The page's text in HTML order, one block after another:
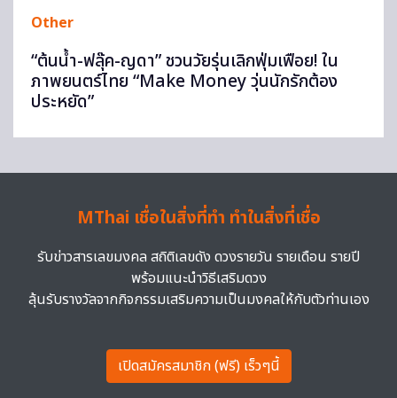
Other
“ต้นน้ำ-ฟลุ๊ค-ญดา” ชวนวัยรุ่นเลิกฟุ่มเฟือย! ใน
ภาพยนตร์ไทย “Make Money วุ่นนักรักต้อง
ประหยัด”
MThai เชื่อในสิ่งที่ทำ ทำในสิ่งที่เชื่อ
รับข่าวสารเลขมงคล สถิติเลขดัง ดวงรายวัน รายเดือน รายปี
พร้อมแนะนำวิธีเสริมดวง
ลุ้นรับรางวัลจากกิจกรรมเสริมความเป็นมงคลให้กับตัวท่านเอง
เปิดสมัครสมาชิก (ฟรี) เร็วๆนี้